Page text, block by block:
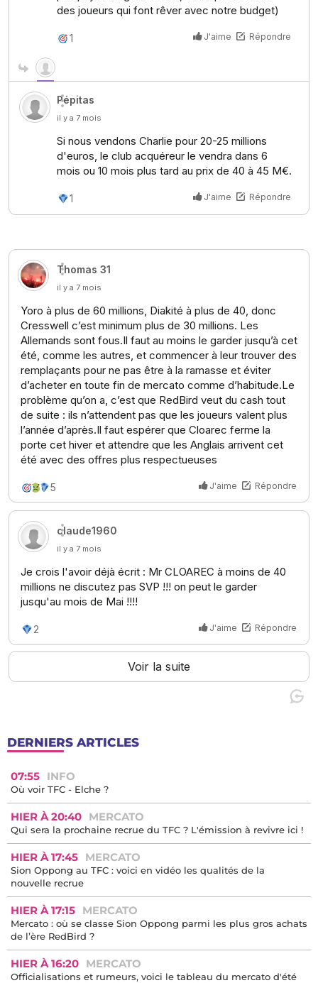
DERNIERS ARTICLES
07:55 INFO
Où voir TFC - Elche ?
HIER À 20:40 MERCATO
Qui sera la prochaine recrue du TFC ? L'émission à revivre ici !
HIER À 17:45 MERCATO
Sion Oppong au TFC : voici en vidéo les qualités de la
nouvelle recrue
HIER À 17:15 MERCATO
Mercato : où se classe Sion Oppong parmi les plus gros achats
de l’ère RedBird ?
HIER À 16:20 MERCATO
Officialisations et rumeurs, voici le tableau du mercato d'été